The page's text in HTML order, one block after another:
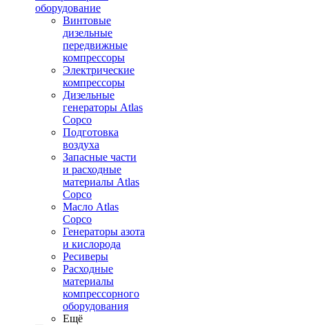
оборудование
Винтовые
дизельные
передвижные
компрессоры
Электрические
компрессоры
Дизельные
генераторы Atlas
Copco
Подготовка
воздуха
Запасные части
и расходные
материалы Atlas
Copco
Масло Atlas
Copco
Генераторы азота
и кислорода
Ресиверы
Расходные
материалы
компрессорного
оборудования
Ещё